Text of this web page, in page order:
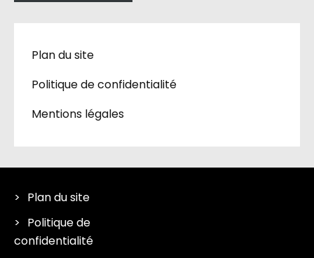
Plan du site
Politique de confidentialité
Mentions légales
Plan du site
Politique de
confidentialité